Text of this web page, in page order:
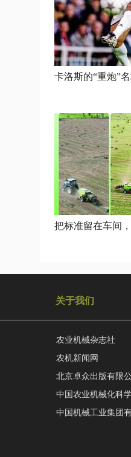
卡洛斯的“重炮”
把标准留在车间
关于我们
农业机械杂志社
农机新闻网
北京卓众出版有限
中国农业机械化科
中国机械工业集团